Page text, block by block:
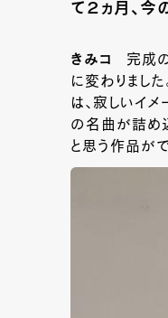
て２ヵ月、
きみコ
完成
に変わりまし
は、寂しいイ
の名曲が詰め
と思う作品が